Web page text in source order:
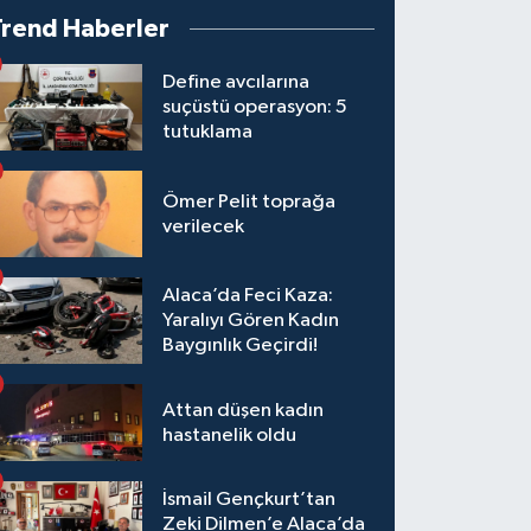
Haberler
Define avcılarına
suçüstü operasyon: 5
tutuklama
Ömer Pelit toprağa
verilecek
Alaca’da Feci Kaza:
Yaralıyı Gören Kadın
Baygınlık Geçirdi!
Attan düşen kadın
hastanelik oldu
İsmail Gençkurt’tan
Zeki Dilmen’e Alaca’da